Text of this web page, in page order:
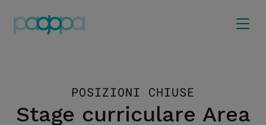
POSIZIONI CHIUSE
Stage curriculare Area